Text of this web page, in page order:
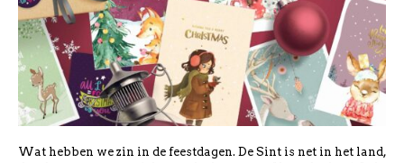
Wat hebben we zin in de feestdagen. De Sint is net in het land,